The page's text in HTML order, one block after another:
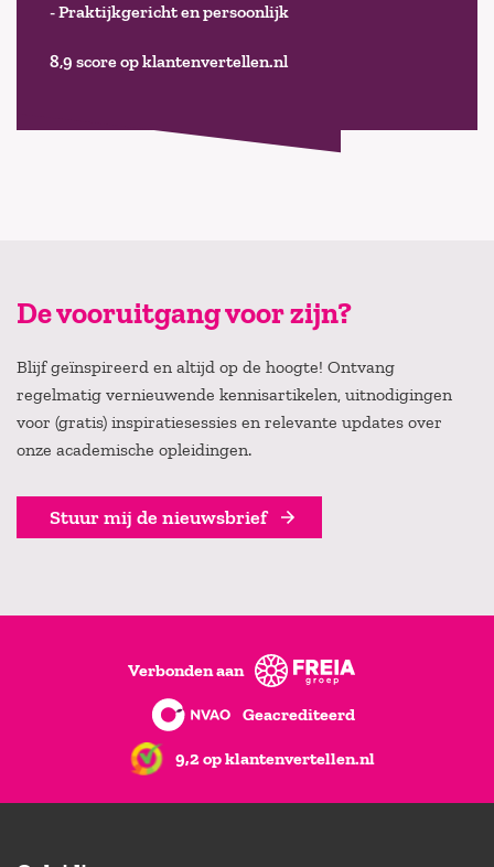
- Praktijkgericht en persoonlijk
8,9 score op klantenvertellen.nl
De vooruitgang voor zijn?
Blijf geïnspireerd en altijd op de hoogte! Ontvang
regelmatig vernieuwende kennisartikelen, uitnodigingen
voor (gratis) inspiratiesessies en relevante updates over
onze academische opleidingen.
Stuur mij de nieuwsbrief
Verbonden aan
Geacrediteerd
9,2 op klantenvertellen.nl